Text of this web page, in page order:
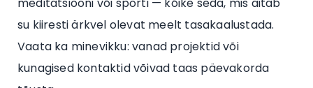
su kiiresti ärkvel olevat meelt tasakaalustada.
Vaata ka minevikku: vanad projektid või
kunagised kontaktid võivad taas päevakorda